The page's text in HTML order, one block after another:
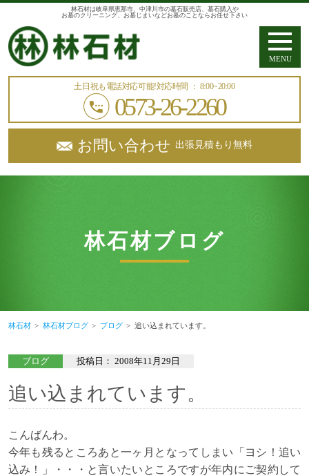
林石材は岐阜県恵那市、中津川市の墓石販売店、墓石購入や
お墓のクリーニング、お墓じまいなどお墓のことならお任せ下さい
MENU
土日祝も電話対応可能!対応時間 ： 8:00~20:00
0573-26-2260
お問い合わせ 出張見積もり無料
林石材ブログ
林石材 林石材ブログ ブログ 追い込まれています。
ブログ 投稿日： 2008年11月29日
追い込まれています。
こんばんわ。
今年も残るところあと一ヶ月となってしまい「ヨシ！追い
込み！」・・・と言いたいところですが年内にご契約して